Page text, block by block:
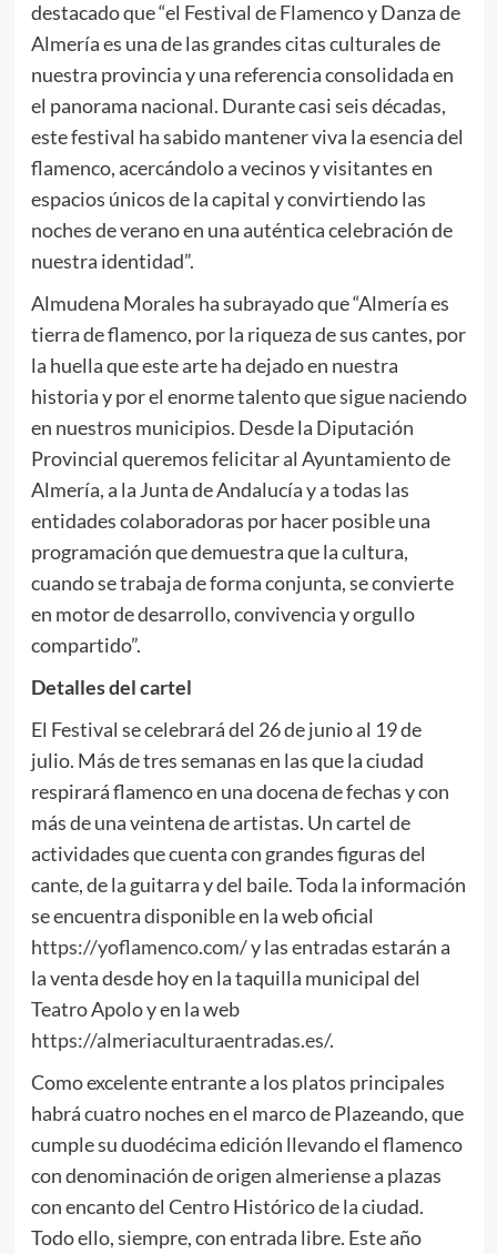
destacado que “el Festival de Flamenco y Danza de
Almería es una de las grandes citas culturales de
nuestra provincia y una referencia consolidada en
el panorama nacional. Durante casi seis décadas,
este festival ha sabido mantener viva la esencia del
flamenco, acercándolo a vecinos y visitantes en
espacios únicos de la capital y convirtiendo las
noches de verano en una auténtica celebración de
nuestra identidad”.
Almudena Morales ha subrayado que “Almería es
tierra de flamenco, por la riqueza de sus cantes, por
la huella que este arte ha dejado en nuestra
historia y por el enorme talento que sigue naciendo
en nuestros municipios. Desde la Diputación
Provincial queremos felicitar al Ayuntamiento de
Almería, a la Junta de Andalucía y a todas las
entidades colaboradoras por hacer posible una
programación que demuestra que la cultura,
cuando se trabaja de forma conjunta, se convierte
en motor de desarrollo, convivencia y orgullo
compartido”.
Detalles del cartel
El Festival se celebrará del 26 de junio al 19 de
julio. Más de tres semanas en las que la ciudad
respirará flamenco en una docena de fechas y con
más de una veintena de artistas. Un cartel de
actividades que cuenta con grandes figuras del
cante, de la guitarra y del baile. Toda la información
se encuentra disponible en la web oficial
https://yoflamenco.com/y las entradas estarán a
la venta desde hoy en la taquilla municipal del
Teatro Apolo y en la web
https://almeriaculturaentradas.es/.
Como excelente entrante a los platos principales
habrá cuatro noches en el marco de Plazeando, que
cumple su duodécima edición llevando el flamenco
con denominación de origen almeriense a plazas
con encanto del Centro Histórico de la ciudad.
Todo ello, siempre, con entrada libre. Este año